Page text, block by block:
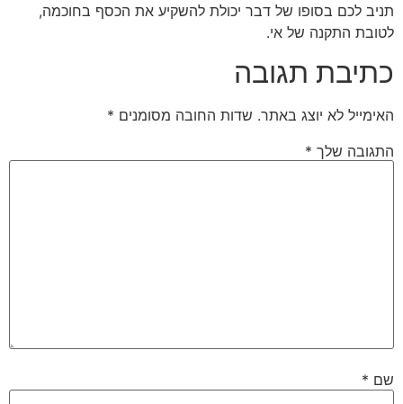
תניב לכם בסופו של דבר יכולת להשקיע את הכסף בחוכמה,
לטובת התקנה של אי.
כתיבת תגובה
האימייל לא יוצג באתר. שדות החובה מסומנים *
התגובה שלך *
שם *